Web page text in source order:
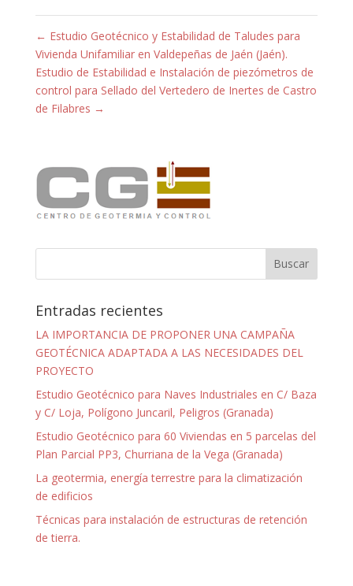
← Estudio Geotécnico y Estabilidad de Taludes para
Vivienda Unifamiliar en Valdepeñas de Jaén (Jaén).
Estudio de Estabilidad e Instalación de piezómetros de
control para Sellado del Vertedero de Inertes de Castro
de Filabres →
Entradas recientes
LA IMPORTANCIA DE PROPONER UNA CAMPAÑA
GEOTÉCNICA ADAPTADA A LAS NECESIDADES DEL
PROYECTO
Estudio Geotécnico para Naves Industriales en C/ Baza
y C/ Loja, Polígono Juncaril, Peligros (Granada)
Estudio Geotécnico para 60 Viviendas en 5 parcelas del
Plan Parcial PP3, Churriana de la Vega (Granada)
La geotermia, energía terrestre para la climatización
de edificios
Técnicas para instalación de estructuras de retención
de tierra.